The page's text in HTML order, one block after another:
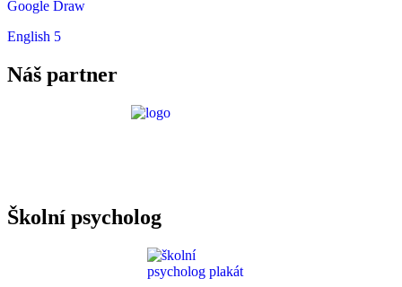
Google Draw
English 5
Náš partner
Školní psycholog